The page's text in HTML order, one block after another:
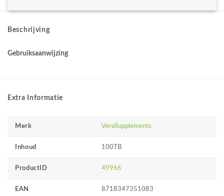
Beschrijving
Gebruiksaanwijzing
Extra Informatie
Merk VeraSupplements
Inhoud 100TB
ProductID 49966
EAN 8718347351083